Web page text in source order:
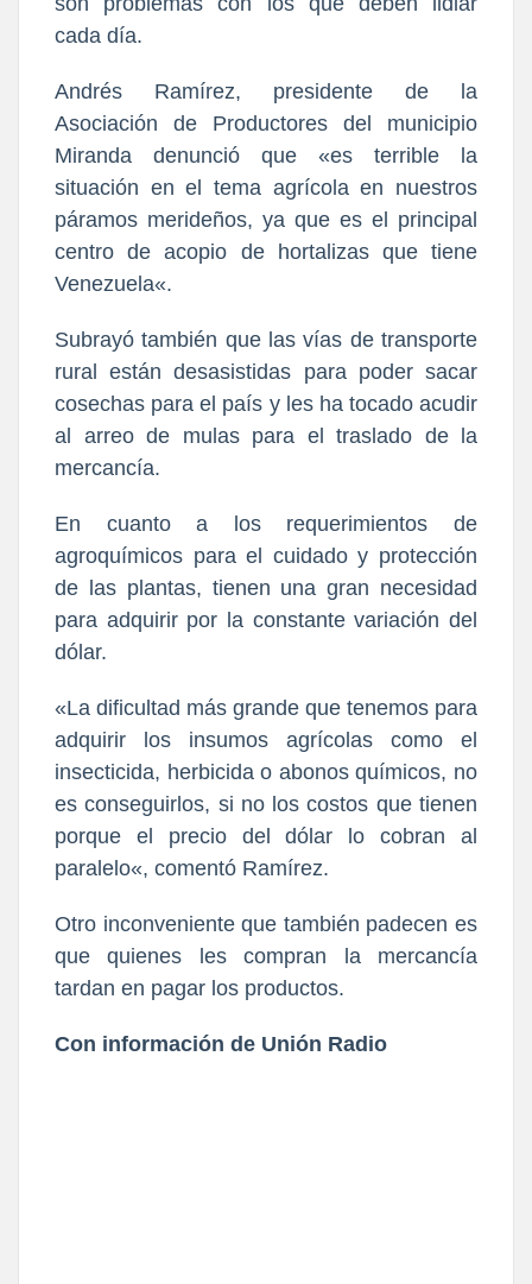
cada día.
Andrés Ramírez, presidente de la
Asociación de Productores del municipio
Miranda denunció que «es terrible la
situación en el tema agrícola en nuestros
páramos merideños, ya que es el principal
centro de acopio de hortalizas que tiene
Venezuela«.
Subrayó también que las vías de transporte
rural están desasistidas para poder sacar
cosechas para el país y les ha tocado acudir
al arreo de mulas para el traslado de la
mercancía.
En cuanto a los requerimientos de
agroquímicos para el cuidado y protección
de las plantas, tienen una gran necesidad
para adquirir por la constante variación del
dólar.
«La dificultad más grande que tenemos para
adquirir los insumos agrícolas como el
insecticida, herbicida o abonos químicos, no
es conseguirlos, si no los costos que tienen
porque el precio del dólar lo cobran al
paralelo«, comentó Ramírez.
Otro inconveniente que también padecen es
que quienes les compran la mercancía
tardan en pagar los productos.
Con información de Unión Radio